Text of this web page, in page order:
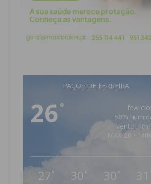
PAÇOS DE FERREIRA
26°
few
58%
vento: 4m/
MAX 26 • MIN
27 ° 30 ° 30 ° 31 °